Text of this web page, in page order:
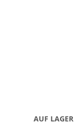
AUF LAGER